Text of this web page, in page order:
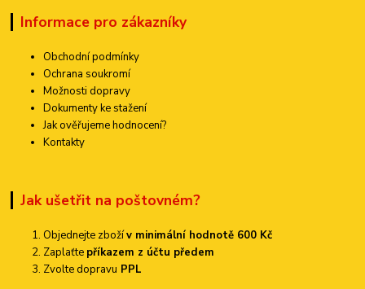
Informace pro zákazníky
Obchodní podmínky
Ochrana soukromí
Možnosti dopravy
Dokumenty ke stažení
Jak ověřujeme hodnocení?
Kontakty
Jak ušetřit na poštovném?
Objednejte zbožív minimální hodnotě 600 Kč
Zaplaťte příkazem z účtu předem
Zvolte dopravu PPL